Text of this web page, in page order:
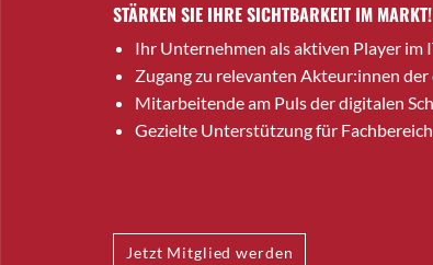
STÄRKEN SIE IHRE SICHTBARKEIT IM MARKT!
Ihr Unternehmen als aktiven Player im
Zugang zu relevanten Akteur:innen
Mitarbeitende am Puls der digitalen
Gezielte Unterstützung für
Jetzt Mitglied werden